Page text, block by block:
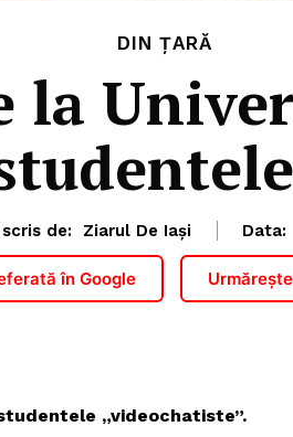
DIN ȚARĂ
la
de: Ziarul De Iași Data:
în Google
„videochatiste”.